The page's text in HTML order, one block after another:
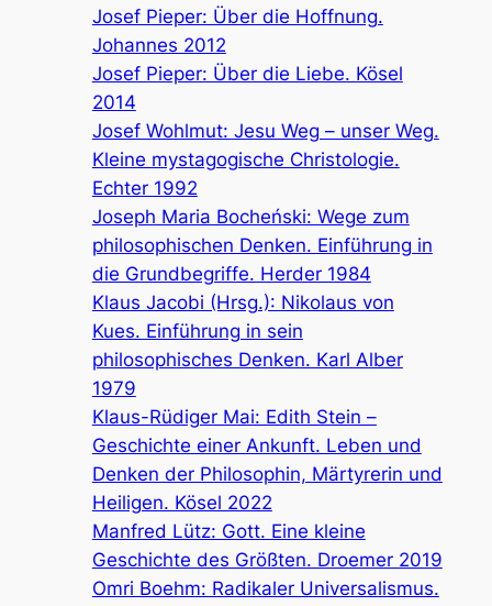
Josef Pieper: Über die Hoffnung.
Johannes 2012
Josef Pieper: Über die Liebe. Kösel
2014
Josef Wohlmut: Jesu Weg – unser Weg.
Kleine mystagogische Christologie.
Echter 1992
Joseph Maria Bocheński: Wege zum
philosophischen Denken. Einführung in
die Grundbegriffe. Herder 1984
Klaus Jacobi (Hrsg.): Nikolaus von
Kues. Einführung in sein
philosophisches Denken. Karl Alber
1979
Klaus-Rüdiger Mai: Edith Stein –
Geschichte einer Ankunft. Leben und
Denken der Philosophin, Märtyrerin und
Heiligen. Kösel 2022
Manfred Lütz: Gott. Eine kleine
Geschichte des Größten. Droemer 2019
Omri Boehm: Radikaler Universalismus.